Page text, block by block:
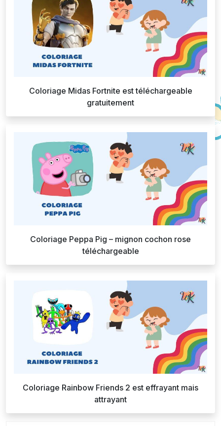
Coloriage Midas Fortnite est téléchargeable
gratuitement
Coloriage Peppa Pig – mignon cochon rose
téléchargeable
Coloriage Rainbow Friends 2 est effrayant mais
attrayant